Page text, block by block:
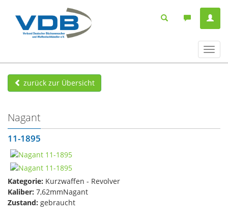
ein-/
zurück zur Übersicht
Nagant
11-1895
Kategorie: Kurzwaffen - Revolver
Kaliber: 7,62mmNagant
Zustand: gebraucht